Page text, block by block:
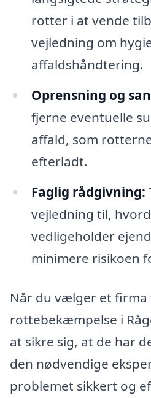
rotter i at vende
vejledning om
affaldshåndtering.
Oprensning og
fjerne eventuelle
affald, som
efterladt.
Faglig rådgivning:
vejledning til,
vedligeholder
minimere risikoen
Når du vælger et firma
rottebekæmpelse i
at sikre sig, at de har
den nødvendige
problemet sikkert og